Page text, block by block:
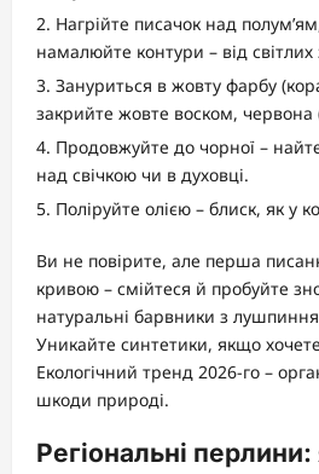
Нагрійте писачок над
намалюйте контури – від світлих
Зануриться в жовту фарбу
закрийте жовте воском, червона
Продовжуйте до чорної –
над свічкою чи в духовці.
Поліруйте олією – блиск, як у
Ви не повірите, але перша
кривою – смійтеся й пробуйте
натуральні барвники з
Уникайте синтетики, якщо
Екологічний тренд 2026-го –
шкоди природі.
Регіональні